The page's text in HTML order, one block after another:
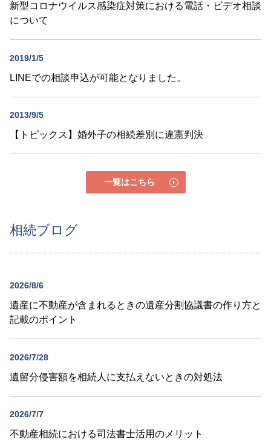
新型コロナウイルス感染症対策における電話・ビデオ相談
について
2019/1/5
LINEでの相談申込が可能となりました。
2013/9/5
【トピックス】婚外子の相続差別に違憲判決
一覧はこちら
相続ブログ
2026/8/6
遺産に不動産が含まれるときの遺産分割協議書の作り方と
記載のポイント
2026/7/28
遺留分侵害額を相続人に支払えないときの対処法
2026/7/7
不動産相続における司法書士活用のメリット